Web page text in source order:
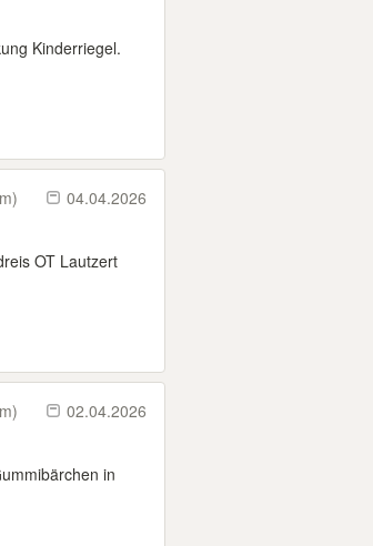
Kinderriegel.
04.04.2026
OT Lautzert
02.04.2026
in